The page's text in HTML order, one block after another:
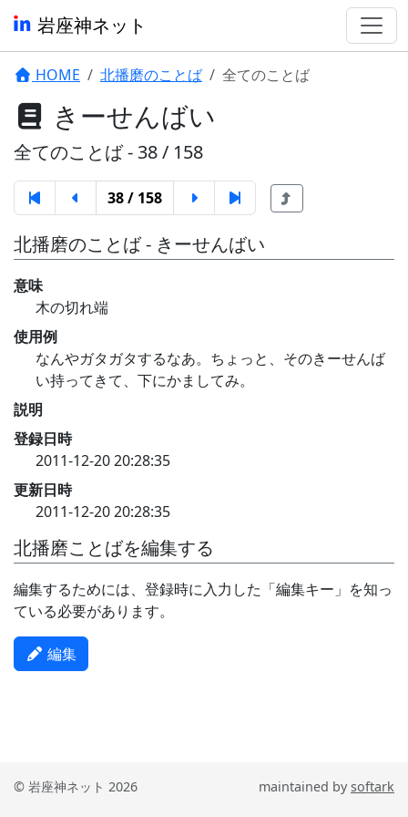
岩座神ネット
HOME 北播磨のことば 全てのことば
きーせんばい
全てのことば - 38 / 158
38 / 158
北播磨のことば - きーせんばい
意味
木の切れ端
使用例
なんやガタガタするなあ。ちょっと、そのきーせんば
い持ってきて、下にかましてみ。
説明
登録日時
2011-12-20 20:28:35
更新日時
2011-12-20 20:28:35
北播磨ことばを編集する
編集するためには、登録時に入力した「編集キー」を知っ
ている必要があります。
編集
© 岩座神ネット 2026 maintained bysoftark